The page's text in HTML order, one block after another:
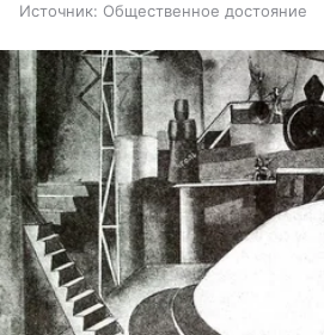
Источник: Общественное достояние